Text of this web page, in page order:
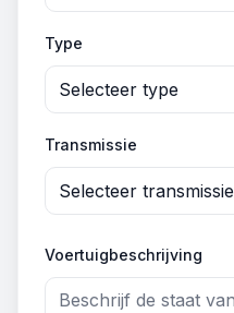
Type
Selecteer type
Transmissie
Selecteer transmissie
Voertuigbeschrijving